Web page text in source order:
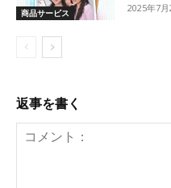
商品サービス 2025年7月
返事を書く